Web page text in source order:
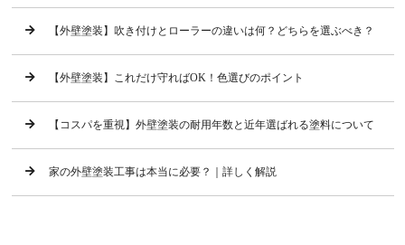
【外壁塗装】吹き付けとローラーの違いは何？どちらを選ぶべき？
【外壁塗装】これだけ守ればOK！色選びのポイント
【コスパを重視】外壁塗装の耐用年数と近年選ばれる塗料について
家の外壁塗装工事は本当に必要？｜詳しく解説